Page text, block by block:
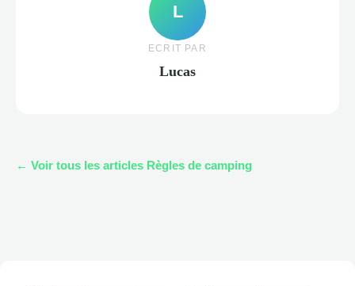
L
ECRIT PAR
Lucas
← Voir tous les articles Règles de camping